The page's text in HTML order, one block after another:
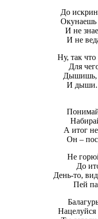
До
Окунаешь
И не
И не
Ну, так что
Для
Дышишь,
И дыши.
А итог
Он –
Не
До
День-то,
Пей
Нацелуйся